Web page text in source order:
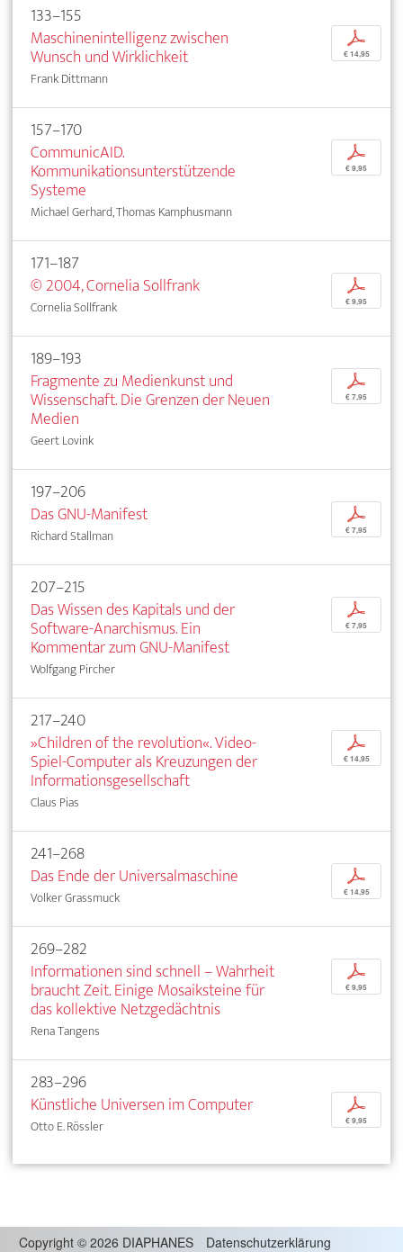
133–155
Maschinenintelligenz zwischen
Wunsch und Wirklichkeit
Frank Dittmann
p
€ 14,95
157–170
CommunicAID.
Kommunikationsunterstützende
Systeme
Michael Gerhard, Thomas Kamphusmann
p
€ 9,95
171–187
© 2004, Cornelia Sollfrank
Cornelia Sollfrank
p
€ 9,95
189–193
Fragmente zu Medienkunst und
Wissenschaft. Die Grenzen der Neuen
Medien
Geert Lovink
p
€ 7,95
197–206
Das GNU-Manifest
Richard Stallman
p
€ 7,95
207–215
Das Wissen des Kapitals und der
Software-Anarchismus. Ein
Kommentar zum GNU-Manifest
Wolfgang Pircher
p
€ 7,95
217–240
»Children of the revolution«. Video-
Spiel-Computer als Kreuzungen der
Informationsgesellschaft
Claus Pias
p
€ 14,95
241–268
Das Ende der Universalmaschine
Volker Grassmuck
p
€ 14,95
269–282
Informationen sind schnell – Wahrheit
braucht Zeit. Einige Mosaiksteine für
das kollektive Netzgedächtnis
Rena Tangens
p
€ 9,95
283–296
Künstliche Universen im Computer
Otto E. Rössler
p
€ 9,95
Copyright © 2026 DIAPHANES Datenschutzerklärung